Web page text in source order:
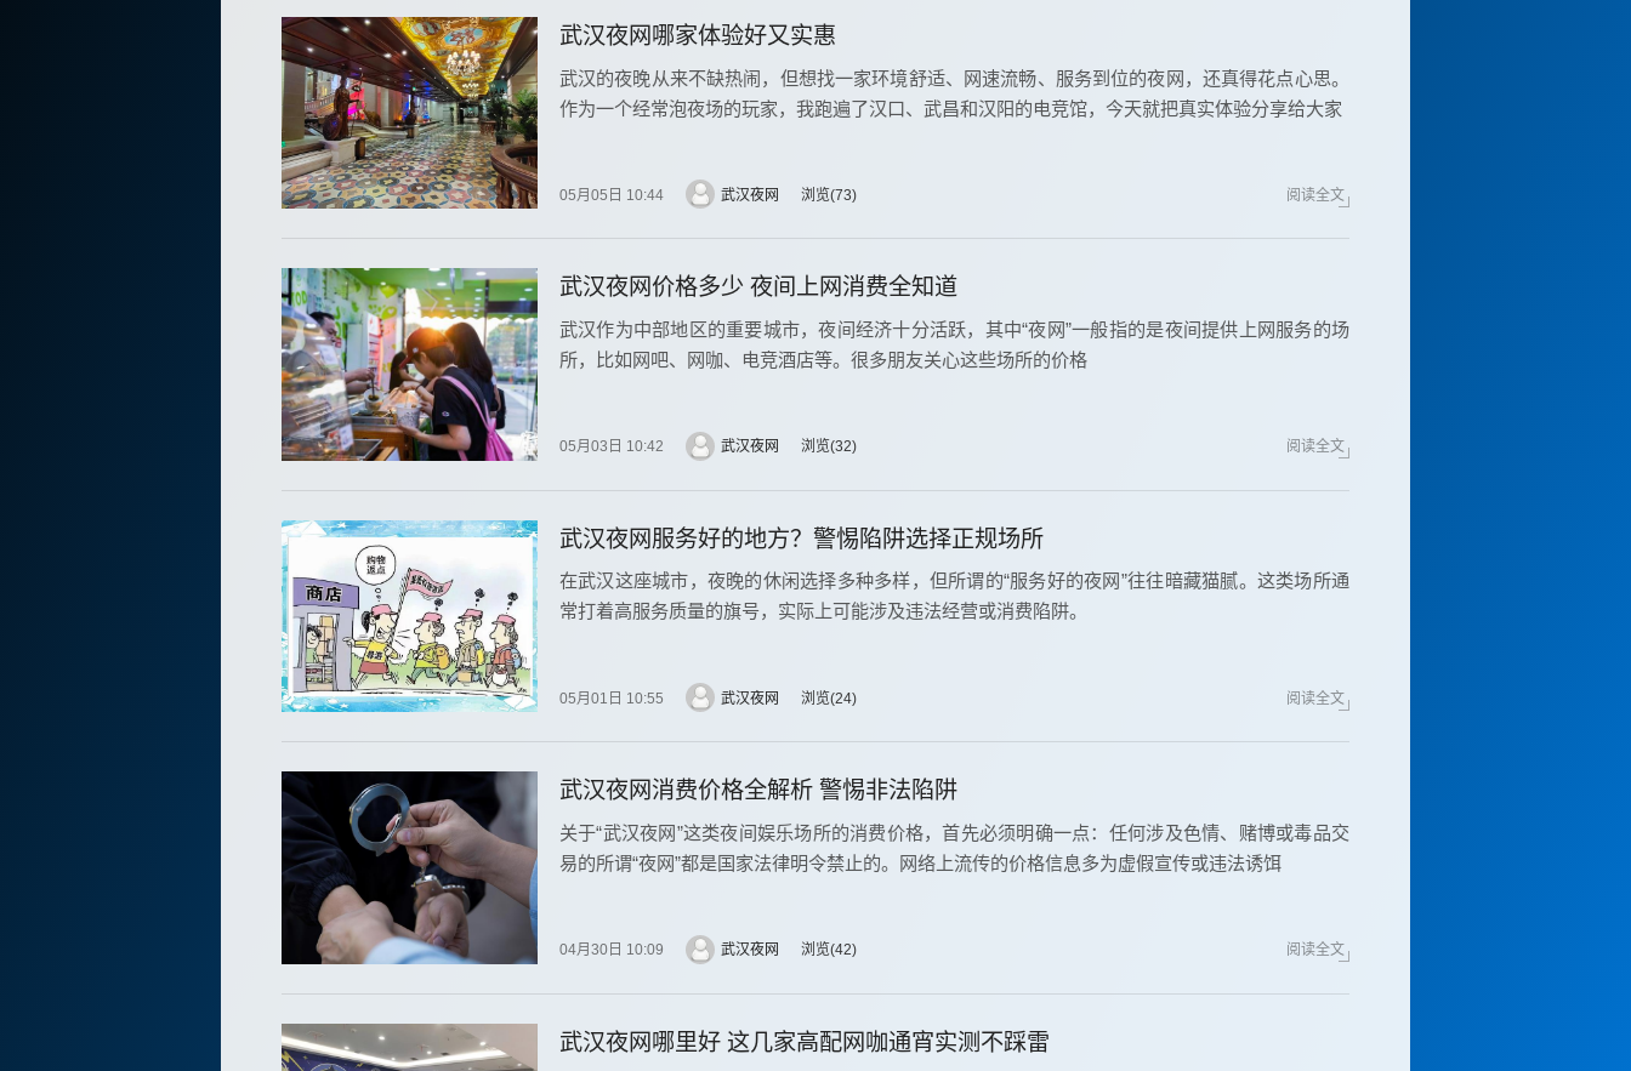
武汉夜网哪家体验好又实惠
武汉的夜晚从来不缺热闹，但想找一家环境舒适、网速流畅、服务到位的夜网，还真得花点心思。
作为一个经常泡夜场的玩家，我跑遍了汉口、武昌和汉阳的电竞馆，今天就把真实体验分享给大家
05月05日 10:44 武汉夜网 浏览 73 阅读全文
武汉夜网价格多少 夜间上网消费全知道
武汉作为中部地区的重要城市，夜间经济十分活跃，其中“夜网”一般指的是夜间提供上网服务的场
所，比如网吧、网咖、电竞酒店等。很多朋友关心这些场所的价格
05月03日 10:42 武汉夜网 浏览 32 阅读全文
武汉夜网服务好的地方？警惕陷阱选择正规场所
在武汉这座城市，夜晚的休闲选择多种多样，但所谓的“服务好的夜网”往往暗藏猫腻。这类场所通
常打着高服务质量的旗号，实际上可能涉及违法经营或消费陷阱。
05月01日 10:55 武汉夜网 浏览 24 阅读全文
武汉夜网消费价格全解析 警惕非法陷阱
关于“武汉夜网”这类夜间娱乐场所的消费价格，首先必须明确一点：任何涉及色情、赌博或毒品交
易的所谓“夜网”都是国家法律明令禁止的。网络上流传的价格信息多为虚假宣传或违法诱饵
04月30日 10:09 武汉夜网 浏览 42 阅读全文
武汉夜网哪里好 这几家高配网咖通宵实测不踩雷